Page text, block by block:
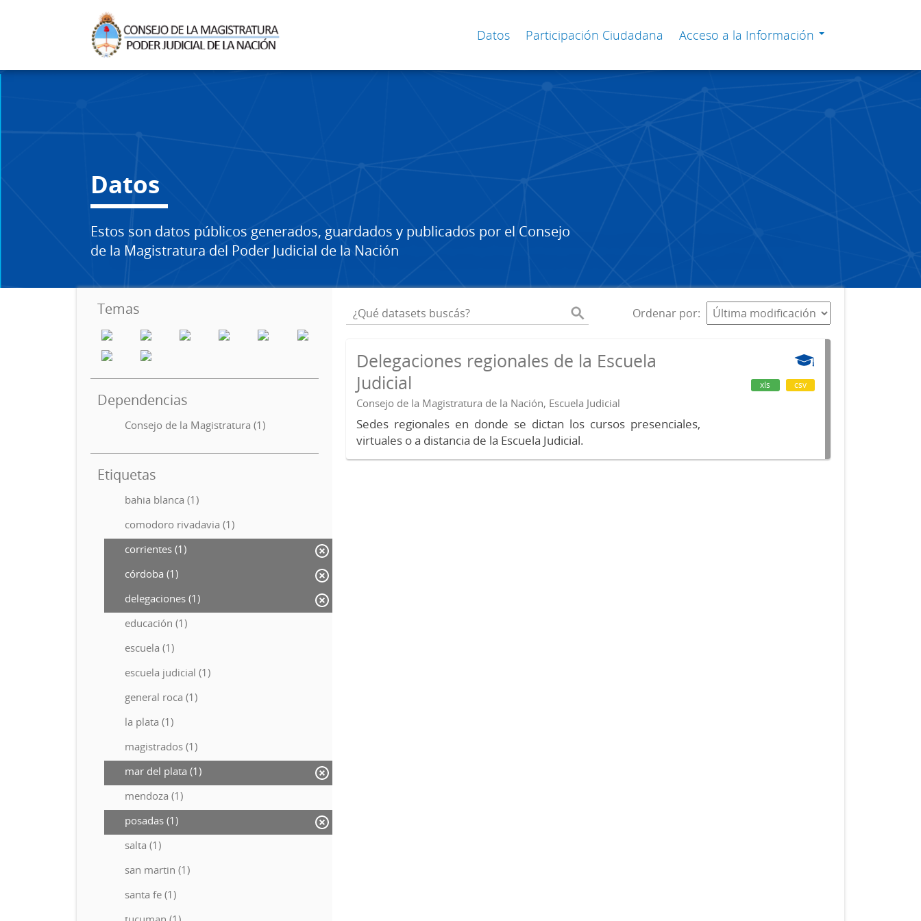
Datos Participación Ciudadana Acceso a la Información
Datos
Estos son datos públicos generados, guardados y publicados por el Consejo
de la Magistratura del Poder Judicial de la Nación
Temas
Dependencias
Consejo de la Magistratura (1)
Etiquetas
bahia blanca (1)
comodoro rivadavia (1)
corrientes (1)
córdoba (1)
delegaciones (1)
educación (1)
escuela (1)
escuela judicial (1)
general roca (1)
la plata (1)
magistrados (1)
mar del plata (1)
mendoza (1)
posadas (1)
salta (1)
san martin (1)
santa fe (1)
Ordenar por
Delegaciones regionales de la Escuela
Judicial
Consejo de la Magistratura de la Nación, Escuela Judicial
Sedes regionales en donde se dictan los cursos presenciales,
virtuales o a distancia de la Escuela Judicial.
xls csv